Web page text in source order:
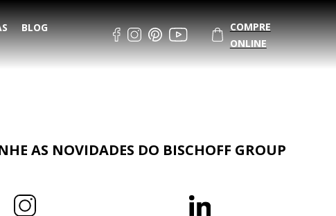
BLOG
COMPRE
ONLINE
AS NOVIDADES DO BISCHOFF GROUP